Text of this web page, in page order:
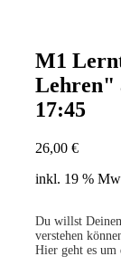
M1
Lehren"
17:45
26,00 €
inkl. 19 %
Du willst
verstehen
Hier geht es um